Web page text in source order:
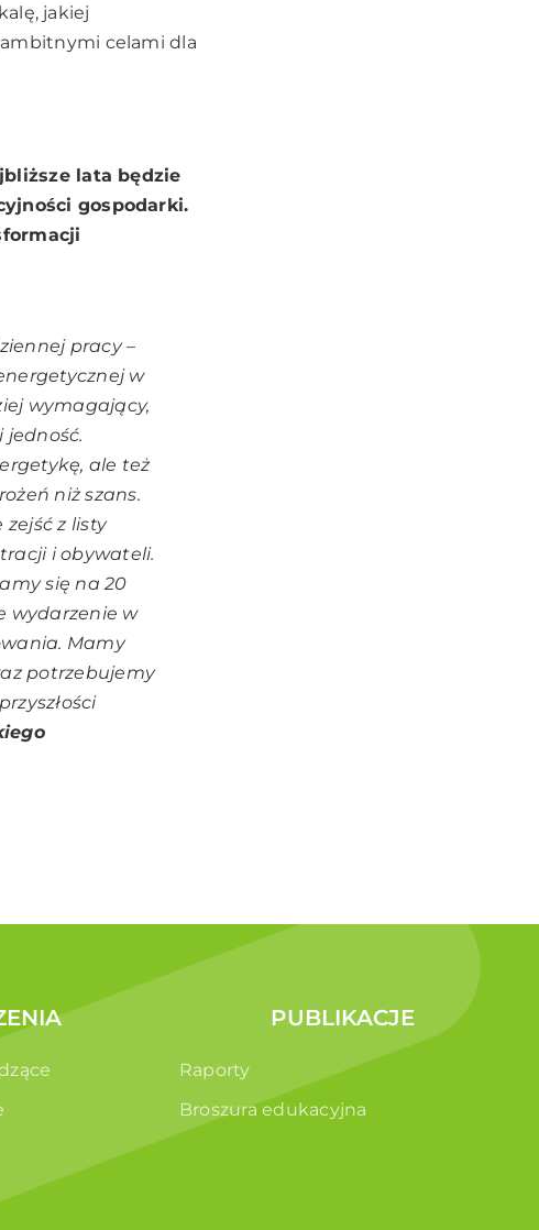
jakiej
celami dla
lata będzie
gospodarki.
pracy –
w
wymagający,
ale też
niż szans.
z listy
i obywateli.
się na 20
wydarzenie w
Mamy
potrzebujemy
PUBLIKACJE
Raporty
Broszura edukacyjna